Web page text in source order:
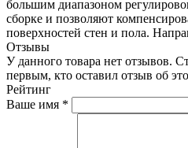
большим диапазоном
сборке и позволяют
поверхностей стен и пола.
Отзывы
У данного товара нет отзывов.
первым, кто оставил отзыв об
Рейтинг
Ваше имя *